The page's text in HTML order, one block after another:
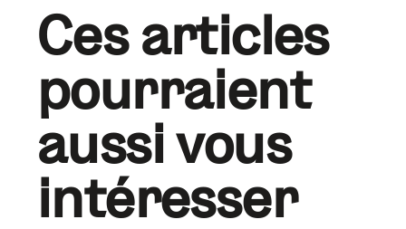
Ces articles
pourraient
aussi vous
intéresser